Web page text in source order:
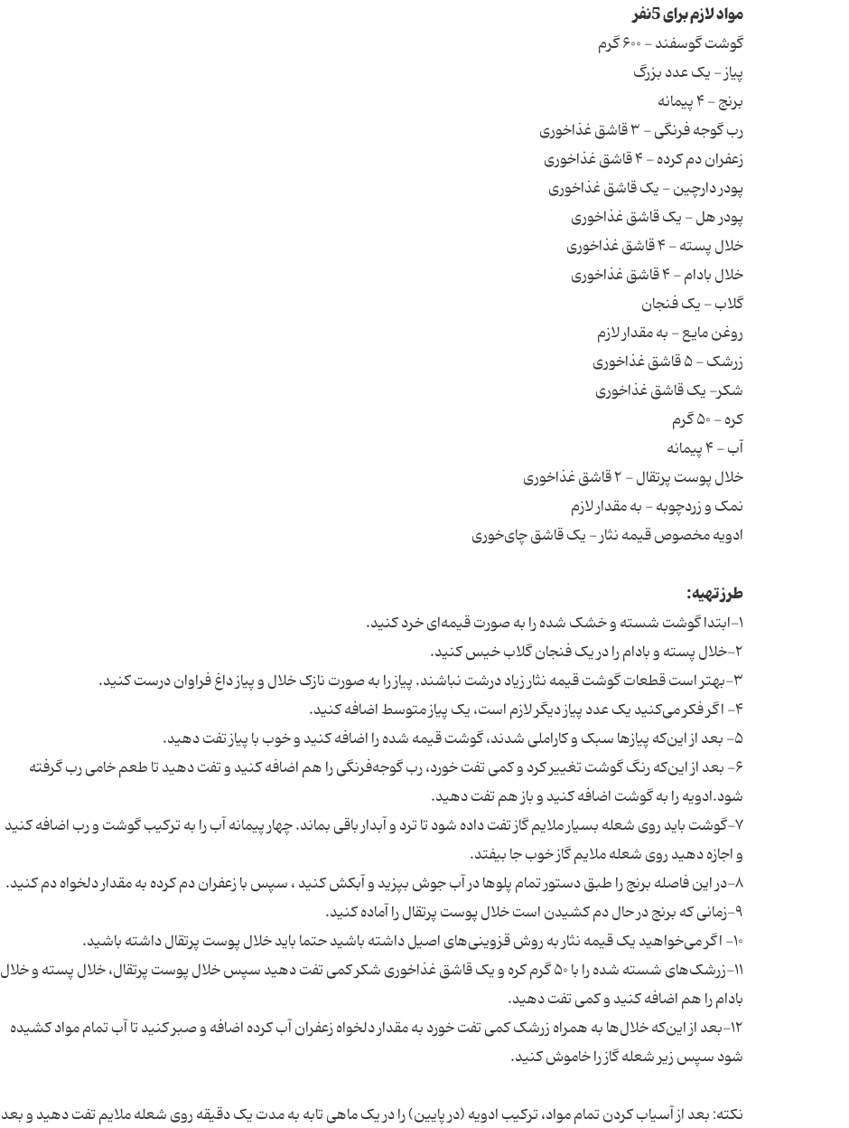
مواد لازم برای 5نفر
گوشت گوسفند - ۶۰۰ گرم
پیاز - یک عدد بزرگ
برنج - ۴ پیمانه
رب گوجه فرنگی - ۳ قاشق غذاخوری
زعفران دم کرده - ۴ قاشق غذاخوری
پودر دارچین - یک قاشق غذاخوری
پودر هل - یک قاشق غذاخوری
خلال پسته - ۴ قاشق غذاخوری
خلال بادام - ۴ قاشق غذاخوری
گلاب - یک فنجان
روغن مایع - به مقدار لازم
زرشک - ۵ قاشق غذاخوری
شکر- یک قاشق غذاخوری
کره - ۵۰ گرم
آب - ۴ پیمانه
خلال پوست پرتقال - ۲ قاشق غذاخوری
نمک و زردچوبه - به مقدار لازم
ادویه مخصوص قیمه نثار - یک قاشق چای‌خوری
طرز تهیه:
۱-ابتدا گوشت شسته و خشک شده را به صورت قیمه‌ای خرد کنید.
۲-خلال پسته و بادام را در یک فنجان گلاب خیس کنید.
۳-بهتر است قطعات گوشت قیمه نثار زیاد درشت نباشند. پیاز را به صورت نازک خلال و پیاز داغ فراوان درست کنید.
۴- اگر فکر می‌کنید یک عدد پیاز دیگر لازم است، یک پیاز متوسط اضافه کنید.
۵- بعد از این‌که پیازها سبک و کاراملی شدند، گوشت قیمه شده را اضافه کنید و خوب با پیاز تفت دهید.
۶- بعد از این‌که رنگ گوشت تغییر کرد و کمی تفت خورد، رب گوجه‌فرنگی را هم اضافه کنید و تفت دهید تا طعم خامی رب گرفته
شود.ادویه را به گوشت اضافه کنید و باز هم تفت دهید.
۷-گوشت باید روی شعله بسیار ملایم گاز تفت داده شود تا ترد و آبدار باقی بماند. چهار پیمانه آب را به ترکیب گوشت و رب اضافه کنید
و اجازه دهید روی شعله ملایم گاز خوب جا بیفتد.
۸-در این فاصله برنج را طبق دستور تمام پلوها در آب جوش بپزید و آبکش کنید ، سپس با زعفران دم کرده به مقدار دلخواه دم کنید.
۹-زمانی که برنج در حال دم کشیدن است خلال پوست پرتقال را آماده کنید.
۱۰- اگر می‌خواهید یک قیمه نثار به روش قزوینی‌های اصیل داشته باشید حتما باید خلال پوست پرتقال داشته باشید.
۱۱-زرشک‌های شسته شده را با ۵۰ گرم کره و یک قاشق غذاخوری شکر کمی تفت دهید سپس خلال پوست پرتقال، خلال پسته و خلال
بادام را هم اضافه کنید و کمی تفت دهید.
۱۲-بعد از این‌که خلال‌ها به همراه زرشک کمی تفت خورد به مقدار دلخواه زعفران آب کرده اضافه و صبر کنید تا آب تمام مواد کشیده
شود سپس زیر شعله گاز را خاموش کنید.
نکته:بعد از آسیاب کردن تمام مواد، ترکیب ادویه (در پایین) را در یک ماهی تابه به مدت یک دقیقه روی شعله ملایم تفت دهید و بعد